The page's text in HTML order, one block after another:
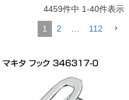
4459件中 1-40件表示
1 2 … 112